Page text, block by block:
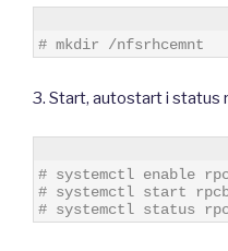
# mkdir /nfsrhcemnt
3. Start, autostart i status
# systemctl enable
# systemctl start
# systemctl status